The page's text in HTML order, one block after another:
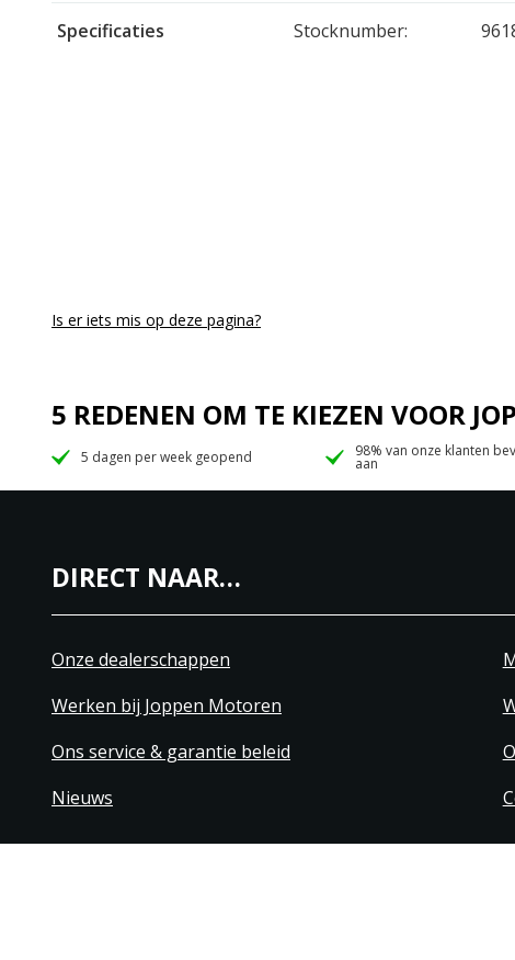
Specificaties Stocknumber:
Is er iets mis op deze pagina?
5 REDENEN OM TE KIEZEN VOOR
5 dagen per week geopend 98% van onze klanten
aan
DIRECT NAAR…
Onze dealerschappen
Werken bij Joppen Motoren
Ons service & garantie beleid
Nieuws